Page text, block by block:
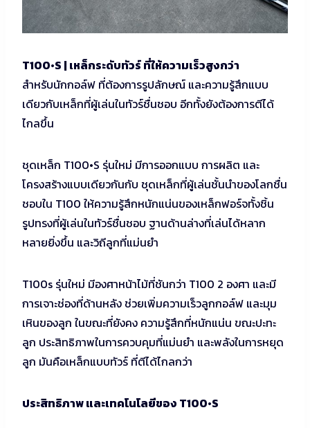
T100•S | เหล็กระดับทัวร์ ที่ให้ความเร็วสูงกว่า
สำหรับนักกอล์ฟ ที่ต้องการรูปลักษณ์ และความรู้สึกแบบ
เดียวกับเหล็กที่ผู้เล่นในทัวร์ชื่นชอบ อีกทั้งยังต้องการตีได้
ไกลขึ้น
ชุดเหล็ก T100•S รุ่นใหม่ มีการออกแบบ การผลิต และ
โครงสร้างแบบเดียวกันกับ ชุดเหล็กที่ผู้เล่นชั้นนำของโลกชื่น
ชอบใน T100 ให้ความรู้สึกหนักแน่นของเหล็กฟอร์จทั้งชิ้น
รูปทรงที่ผู้เล่นในทัวร์ชื่นชอบ ฐานด้านล่างที่เล่นได้หลาก
หลายยิ่งขึ้น และวิถีลูกที่แม่นยำ
T100s รุ่นใหม่ มีองศาหน้าไม้ที่ชันกว่า T100 2 องศา และมี
การเจาะช่องที่ด้านหลัง ช่วยเพิ่มความเร็วลูกกอล์ฟ และมุม
เหินของลูก ในขณะที่ยังคง ความรู้สึกที่หนักแน่น ขณะปะทะ
ลูก ประสิทธิภาพในการควบคุมที่แม่นยำ และพลังในการหยุด
ลูก มันคือเหล็กแบบทัวร์ ที่ตีได้ไกลกว่า
ประสิทธิภาพ และเทคโนโลยีของ T100•S